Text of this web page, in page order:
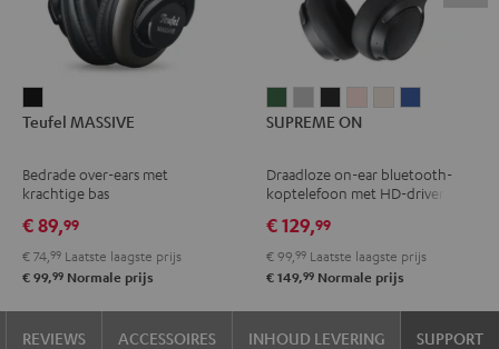
MASSIVE
Teufel MASSIVE
Bedrade over-ears met
krachtige bas
€ 89,99
€ 74, 99 Laatste laagste prijs
€ 99,99 Normale prijs
ON
green
ON
gray
ON
blackgoldwhiteblue
SUPREME ON
Draadloze on-ear bluetooth-
koptelefoon met HD-drivers
€ 129,99
€ 99, 99 Laatste laagste prijs
€ 149,99 Normale prijs
REVIEWS ACCESSOIRES INHOUD LEVERING SUPPORT